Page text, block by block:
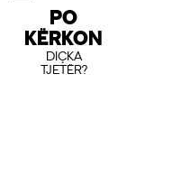
PO
KËRKON
DIÇKA
TJETËR?